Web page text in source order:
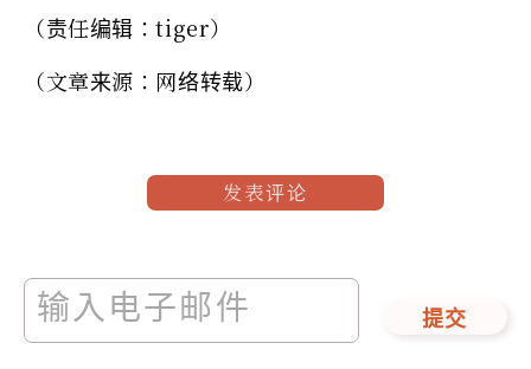
（责任编辑：tiger）
（文章来源：网络转载）
发表评论
提交